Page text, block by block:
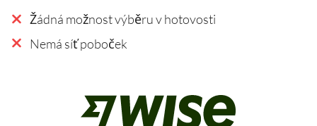
Žádná možnost výběru v hotovosti
Nemá síť poboček